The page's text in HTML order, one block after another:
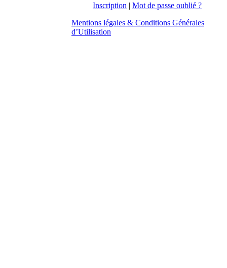
Inscription | Mot de passe oublié ?
Mentions légales & Conditions Générales
d’Utilisation